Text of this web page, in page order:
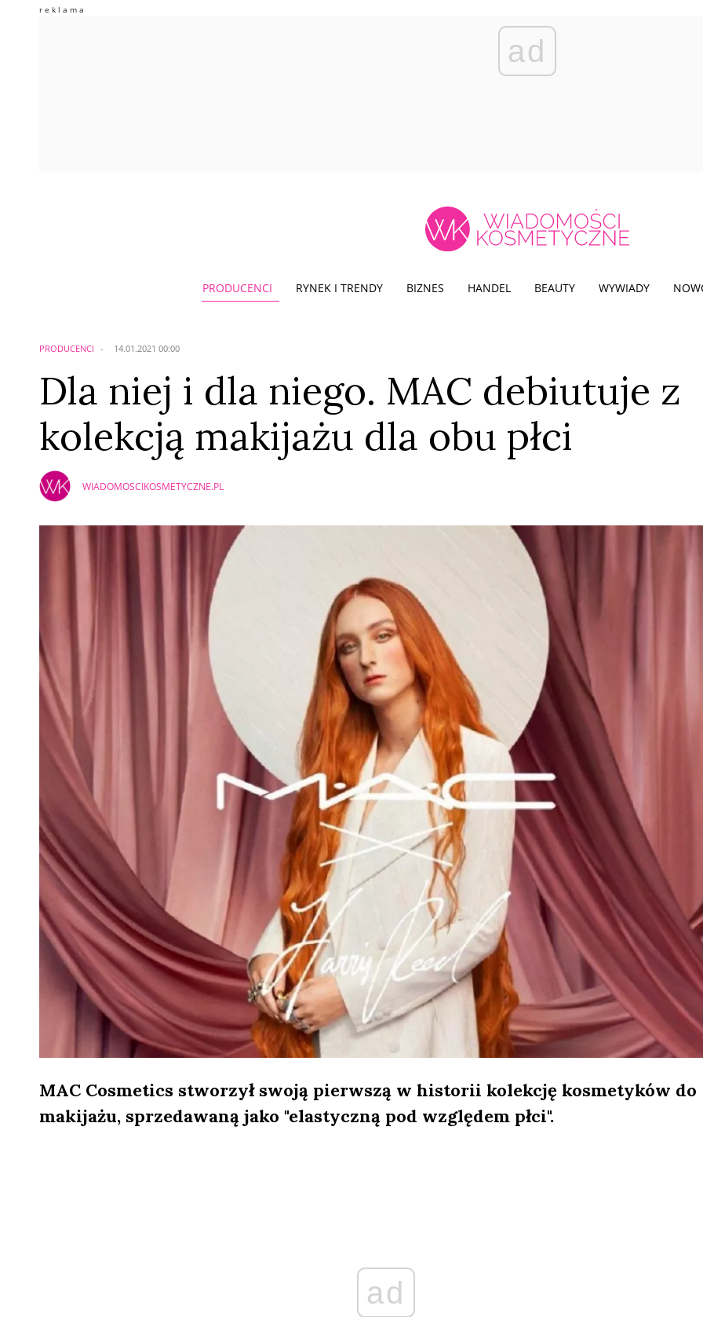
ad
PRODUCENCI RYNEK I TRENDY BIZNES HANDEL BEAUTY WYWIADY
PRODUCENCI 14.01.2021 00:00
Dla niej i dla niego. MAC debiutuje z
kolekcją makijażu dla obu płci
WIADOMOSCIKOSMETYCZNE.PL
MAC Cosmetics stworzył swoją pierwszą w historii kolekcję kosmetyków do
makijażu, sprzedawaną jako "elastyczną pod względem płci".
ad